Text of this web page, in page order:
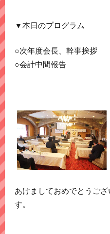
▼本日のプログラム
○次年度会長、幹事挨拶
○会計中間報告
あけましておめでとうご
す。